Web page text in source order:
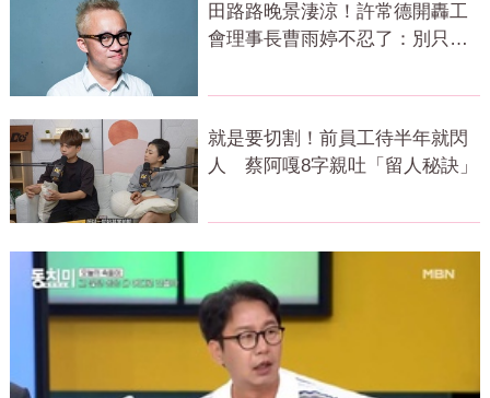
田路路晚景淒涼！許常德開轟工
會理事長曹雨婷不忍了：別只包
就是要切割！前員工待半年就閃
人 蔡阿嘎8字親吐「留人秘訣」